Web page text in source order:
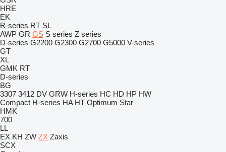
HRE
EK
R-series RT SL
AWP GR GS S series Z series
D-series G2200 G2300 G2700 G5000 V-series
GT
XL
GMK RT
D-series
BG
3307 3412 DV GRW H-series HC HD HP HW
Compact H-series HA HT Optimum Star
HMK
700
LL
EX KH ZW ZX Zaxis
SCX